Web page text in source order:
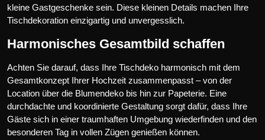
kleine Gastgeschenke sein. Diese kleinen Details machen Ihre
Tischdekoration einzigartig und unvergesslich.
Harmonisches Gesamtbild schaffen
Achten Sie darauf, dass Ihre Tischdeko harmonisch mit dem
Gesamtkonzept Ihrer Hochzeit zusammenpasst – von der
Location über die Blumendeko bis hin zur Papeterie. Eine
durchdachte und koordinierte Gestaltung sorgt dafür, dass Ihre
Gäste sich in einer traumhaften Umgebung wiederfinden und den
besonderen Tag in vollen Zügen genießen können.